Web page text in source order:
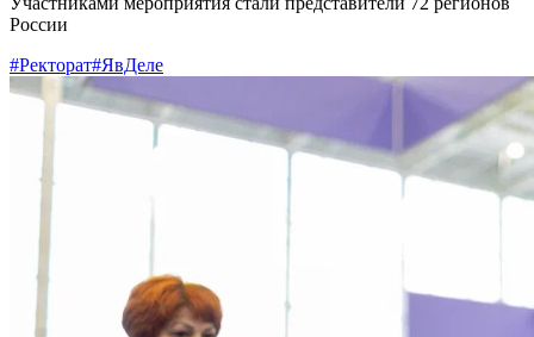
России
#Ректорат#ЯвДеле